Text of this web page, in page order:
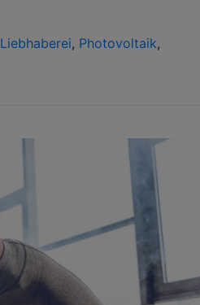
Liebhaberei, Photovoltaik,